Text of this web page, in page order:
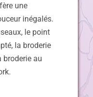
une
inégalés.
le point
la broderie
broderie au